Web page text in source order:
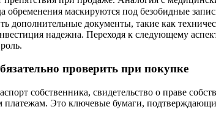
обременения маскируются под безобидные
дополнительные документы, такие как
надежна. Переходя к следующему
проверить при покупке
собственника, свидетельство о праве
платежам. Это ключевые бумаги,